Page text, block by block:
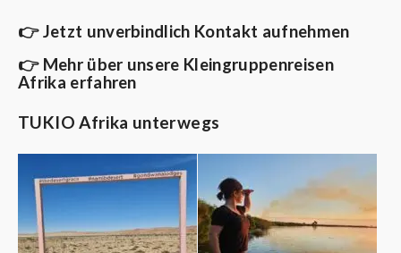
👉Jetzt unverbindlich Kontakt aufnehmen
👉 Mehr über unsere Kleingruppenreisen
Afrika erfahren
TUKIO Afrika unterwegs